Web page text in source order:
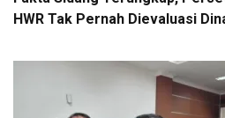
HWR Tak Pernah Dievaluasi